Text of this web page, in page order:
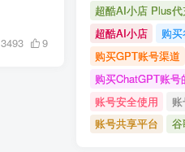
3493 9
超酷AI小店 Plus代
超酷AI小店
购
购买GPT账号渠道
购买ChatGPT账号
账号安全使用
账号共享平台